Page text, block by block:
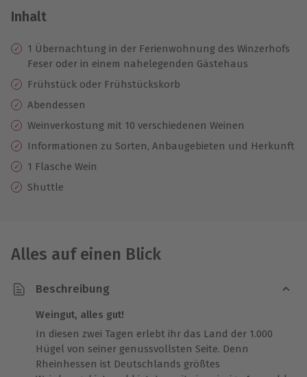
Jeder Gutschein für alle Erlebnisse einlösbar.
10 Jahre gültig & verlängerbar.
Inhalt
1 Übernachtung in der Ferienwohnung des Winzerhofs
Feser oder in einem nahelegenden Gästehaus
Frühstück oder Frühstückskorb
Abendessen
Weinverkostung mit 10 verschiedenen Weinen
Informationen zu Sorten, Anbaugebieten und Herkunft
1 Flasche Wein
Shuttle
Alles auf einen Blick
Beschreibung
Weingut, alles gut!
In diesen zwei Tagen erlebt ihr das Land der 1.000
Hügel von seiner genussvollsten Seite. Denn
Rheinhessen ist Deutschlands größtes